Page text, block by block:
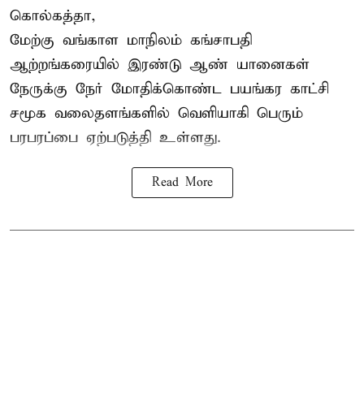
கொல்கத்தா,
மேற்கு வங்காள மாநிலம் கங்சாபதி
ஆற்றங்கரையில் இரண்டு ஆண் யானைகள்
நேருக்கு நேர் மோதிக்கொண்ட பயங்கர காட்சி
சமூக வலைதளங்களில் வெளியாகி பெரும்
பரபரப்பை ஏற்படுத்தி உள்ளது.
Read More